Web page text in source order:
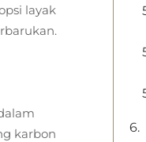
layak
karbon